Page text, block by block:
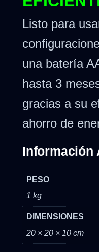
Listo para
una batería
hasta 3
gracias a su
ahorro de
Información
PESO
1 kg
DIMENSIONES
20 × 20 × 10 cm